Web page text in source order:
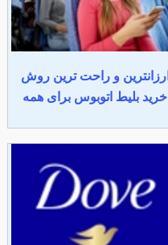
ارزانترین و راحت ترین روش
خرید بلیط اتوبوس برای همه